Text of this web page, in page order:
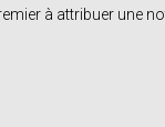
à attribuer une